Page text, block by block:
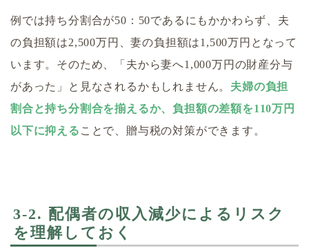
例では持ち分割合が50：50であるにもかかわらず、夫
の負担額は2,500万円、妻の負担額は1,500万円となって
います。そのため、「夫から妻へ1,000万円の財産分与
があった」と見なされるかもしれません。 夫婦の負担
割合と持ち分割合を揃えるか、負担額の差額を110万円
以下に抑える ことで、贈与税の対策ができます。
3-2. 配偶者の収入減少によるリスク
を理解しておく